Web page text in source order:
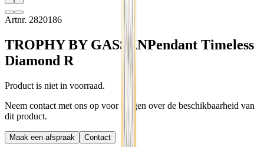
Artnr. 2820186
TROPHY BY GASSANPendant Timeless
Diamond R
Product is niet in voorraad.
Neem contact met ons op voor vragen over de beschikbaarheid van
dit product.
Maak een afspraak Contact